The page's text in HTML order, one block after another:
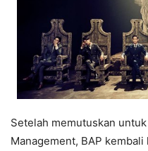
Setelah memutuskan
Management, BAP